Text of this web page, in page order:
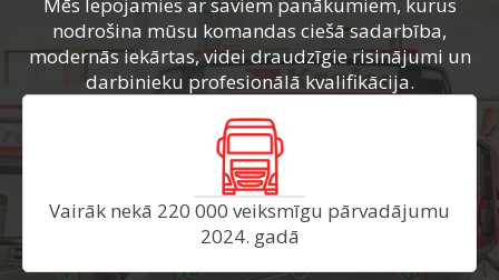
nodrošina mūsu komandas ciešā sadarbība,
modernās iekārtas, videi draudzīgie risinājumi un
darbinieku profesionālā kvalifikācija.
Vairāk nekā 220 000 veiksmīgu pārvadājumu
2024. gadā